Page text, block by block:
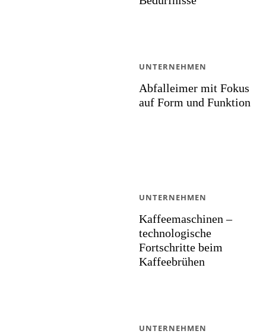
Abfalleimer mit Fokus
auf Form und Funktion
UNTERNEHMEN
Kaffeemaschinen –
technologische
Fortschritte beim
Kaffeebrühen
UNTERNEHMEN
UNTERNEHMEN